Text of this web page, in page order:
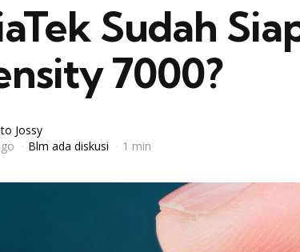
Sudah
7000?
Jossy
Blm ada diskusi 1 min